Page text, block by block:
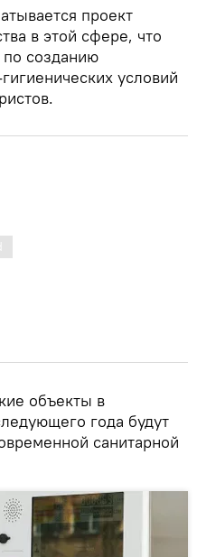
проект
в этой сфере, что
по созданию
условий
объекты в
года будут
санитарной